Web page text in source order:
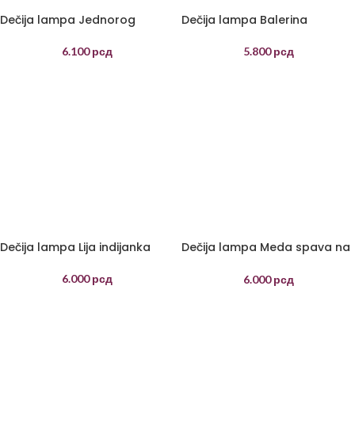
Dečija lampa Jednorog
6.100рсд
Dečija lampa Balerina
5.800рсд
Dečija lampa Lija indijanka
6.000рсд
Dečija lampa Meda spava na
6.000рсд